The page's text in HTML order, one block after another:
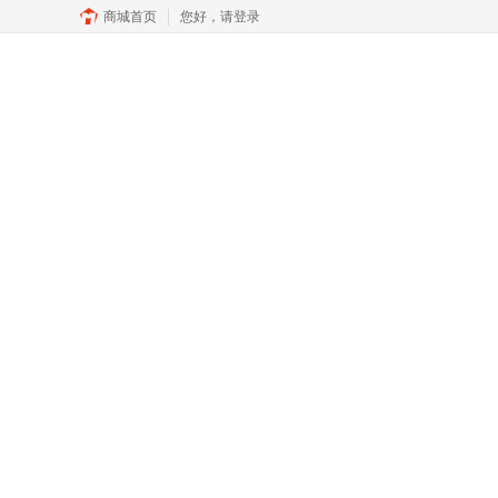
商城首页 您好， 请登录